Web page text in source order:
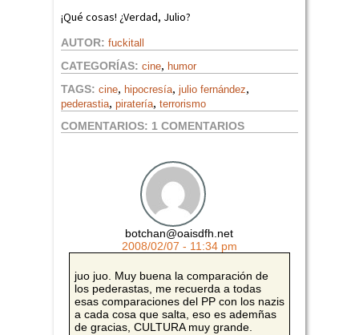
¡Qué cosas! ¿Verdad, Julio?
AUTOR: fuckitall
CATEGORÍAS: cine, humor
TAGS: cine, hipocresía,julio fernández,
pederastia,piratería,terrorismo
COMENTARIOS: 1 COMENTARIOS
botchan@oaisdfh.net
2008/02/07 - 11:34 pm
juo juo. Muy buena la comparación de
los pederastas, me recuerda a todas
esas comparaciones del PP con los nazis
a cada cosa que salta, eso es ademñas
de gracias, CULTURA muy grande.